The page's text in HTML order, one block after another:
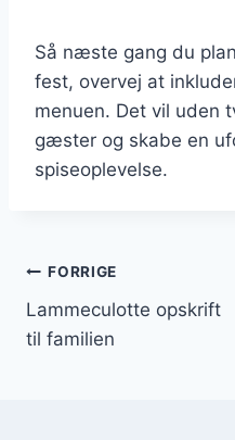
Så næste gang du
fest, overvej at
menuen. Det vil uden
gæster og skabe en
spiseoplevelse.
FORRIGE
Lammeculotte opskrift
til familien